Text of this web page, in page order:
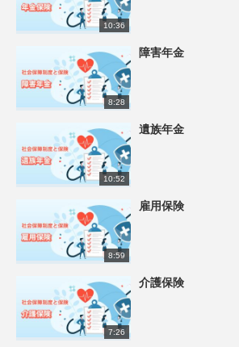
10:36
8:28
障害年金
10:52
遺族年金
8:59
雇用保険
7:26
介護保険